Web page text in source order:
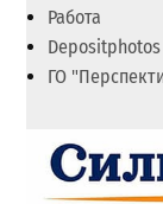
Работа
Depositphotos
ГО